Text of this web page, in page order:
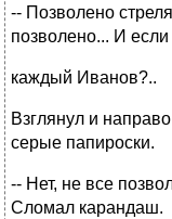
-- Позволено
позволено... И если
каждый Иванов?..
Взглянул и
серые папироски.
-- Нет, не все
Сломал карандаш.